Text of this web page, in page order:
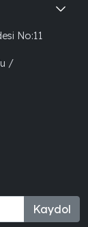
No:11
/
Kaydol